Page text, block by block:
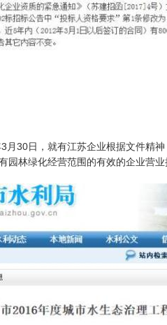
月30日，就有江苏企业根据文件精
园林绿化经营范围的有效的企业营业